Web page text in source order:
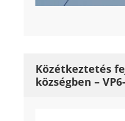
Közétkeztetés
községben –